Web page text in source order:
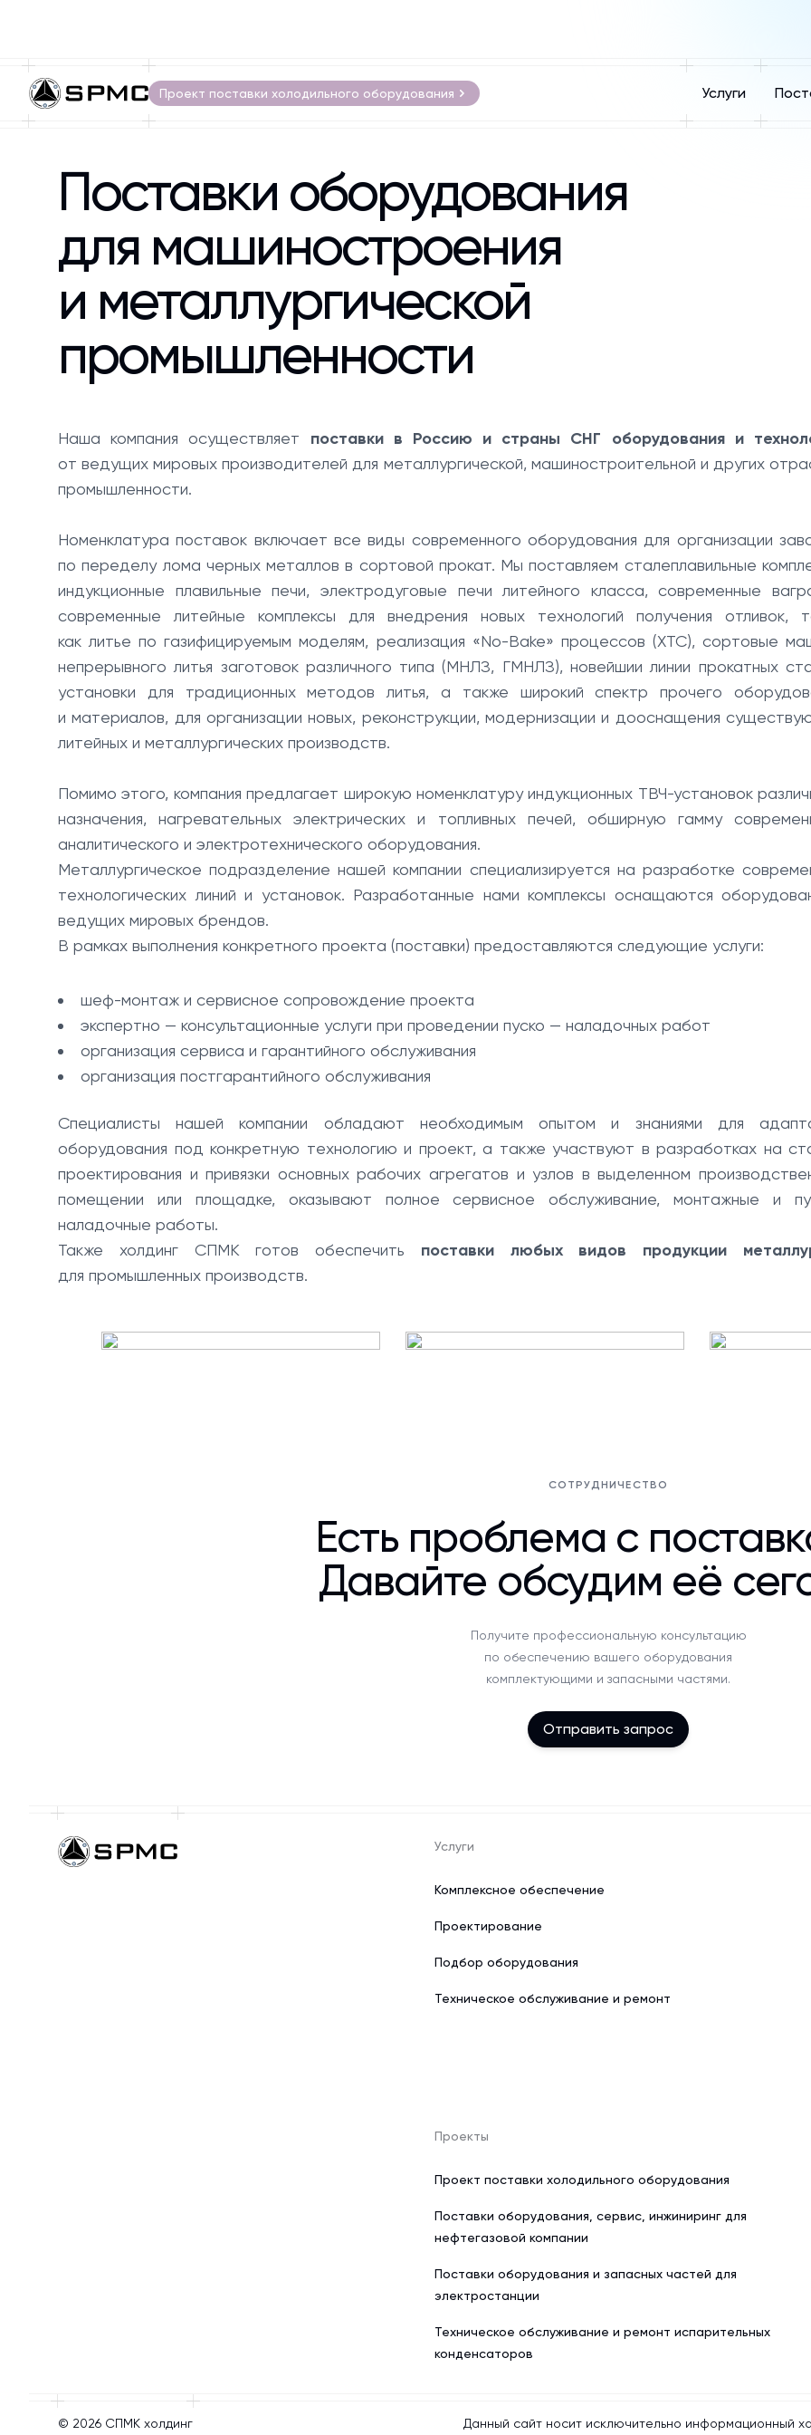
Проект поставки холодильного оборудования Услуги
Поставки оборудования
для машиностроения
и металлургической
промышленности
Наша компания осуществляет поставки в Россию и страны СНГ оборудования и
от ведущих мировых производителей для металлургической, машиностроительной и других
промышленности.
Номенклатура поставок включает все виды современного оборудования для организации
по переделу лома черных металлов в сортовой прокат. Мы поставляем сталеплавильные
индукционные плавильные печи, электродуговые печи литейного класса, современные
современные литейные комплексы для внедрения новых технологий получения отливок,
как литье по газифицируемым моделям, реализация «No-Bake» процессов (ХТС), сортовые
непрерывного литья заготовок различного типа (МНЛЗ, ГМНЛЗ), новейшии линии прокатных
установки для традиционных методов литья, а также широкий спектр прочего
и материалов, для организации новых, реконструкции, модернизации и дооснащения
литейных и металлургических производств.
Помимо этого, компания предлагает широкую номенклатуру индукционных ТВЧ-установок
назначения, нагревательных электрических и топливных печей, обширную гамму
аналитического и электротехнического оборудования.
Металлургическое подразделение нашей компании специализируется на разработке
технологических линий и установок. Разработанные нами комплексы оснащаются
ведущих мировых брендов.
В рамках выполнения конкретного проекта (поставки) предоставляются следующие услуги:
шеф-монтаж и сервисное сопровождение проекта
экспертно — консультационные услуги при проведении пуско — наладочных работ
организация сервиса и гарантийного обслуживания
организация постгарантийного обслуживания
Специалисты нашей компании обладают необходимым опытом и знаниями для
оборудования под конкретную технологию и проект, а также участвуют в разработках на
проектирования и привязки основных рабочих агрегатов и узлов в выделенном
помещении или площадке, оказывают полное сервисное обслуживание, монтажные и
наладочные работы.
Также холдинг СПМК готов обеспечить поставки любых видов продукции
для промышленных производств.
СОТРУДНИЧЕСТВО
Есть проблема с
Давайте обсудим её
Получите профессиональную консультацию
по обеспечению вашего оборудования
комплектующими и запасными частями.
Отправить запрос
Услуги
Комплексное обеспечение
Проектирование
Подбор оборудования
Техническое обслуживание и ремонт
Проекты
Проект поставки холодильного оборудования
Поставки оборудования, сервис, инжиниринг для
нефтегазовой компании
Поставки оборудования и запасных частей для
электростанции
Техническое обслуживание и ремонт испарительных
конденсаторов
© 2026 СПМК холдинг Данный сайт носит исключительно информационный